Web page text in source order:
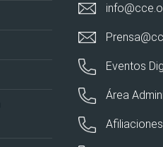
Eventos
Área